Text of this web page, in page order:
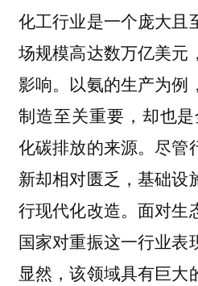
化工行业是一个庞大且
场规模高达数万亿美元
影响。以氨的生产为例
制造至关重要，却也
化碳排放的来源。尽管
新却相对匮乏，基础设
行现代化改造。面对生
国家对重振这一行业表
显然，该领域具有巨大